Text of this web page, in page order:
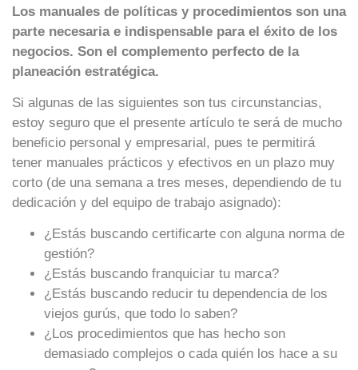
Los manuales de políticas y procedimientos son una
parte necesaria e indispensable para el éxito de los
negocios. Son el complemento perfecto de la
planeación estratégica.
Si algunas de las siguientes son tus circunstancias,
estoy seguro que el presente artículo te será de mucho
beneficio personal y empresarial, pues te permitirá
tener manuales prácticos y efectivos en un plazo muy
corto (de una semana a tres meses, dependiendo de tu
dedicación y del equipo de trabajo asignado):
¿Estás buscando certificarte con alguna norma de
gestión?
¿Estás buscando franquiciar tu marca?
¿Estás buscando reducir tu dependencia de los
viejos gurús, que todo lo saben?
¿Los procedimientos que has hecho son
demasiado complejos o cada quién los hace a su